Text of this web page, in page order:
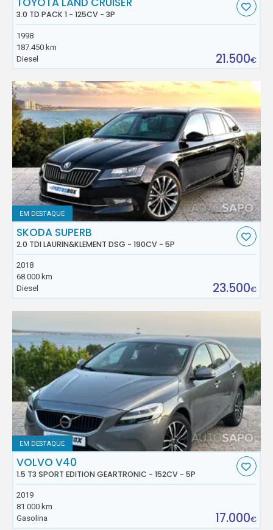
3.0 TD PACK 1 - 125CV - 3P
1998
187.450 km
Diesel
21.500€
EM DESTAQUE
SKODA SUPERB
2.0 TDI LAURIN&KLEMENT DSG - 190CV - 5P
2018
68.000 km
Diesel
23.500€
EM DESTAQUE
VOLVO V40
1.5 T3 SPORT EDITION GEARTRONIC - 152CV - 5P
2019
81.000 km
Gasolina
17.000€